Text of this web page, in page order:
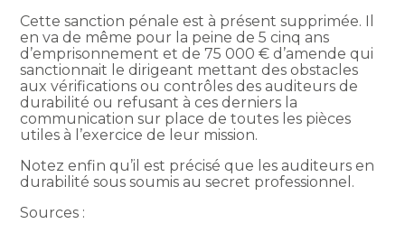
Cette sanction pénale est à présent supprimée. Il
en va de même pour la peine de 5 cinq ans
d’emprisonnement et de 75 000 € d’amende qui
sanctionnait le dirigeant mettant des obstacles
aux vérifications ou contrôles des auditeurs de
durabilité ou refusant à ces derniers la
communication sur place de toutes les pièces
utiles à l’exercice de leur mission.
Notez enfin qu’il est précisé que les auditeurs en
durabilité sous soumis au secret professionnel.
Sources :